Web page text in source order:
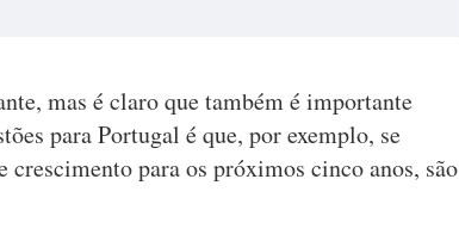
mas é claro que também é importante
para Portugal é que, por exemplo, se
crescimento para os próximos cinco anos, são